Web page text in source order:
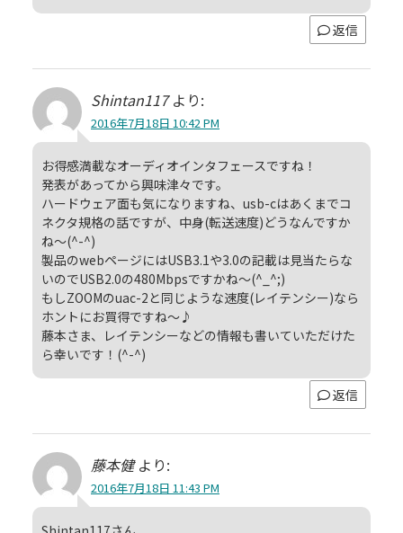
返信
Shintan117 より:
2016年7月18日 10:42 PM
お得感満載なオーディオインタフェースですね！
発表があってから興味津々です。
ハードウェア面も気になりますね、usb-cはあくまでコ
ネクタ規格の話ですが、中身(転送速度)どうなんですか
ね～(^-^)
製品のwebページにはUSB3.1や3.0の記載は見当たらな
いのでUSB2.0の480Mbpsですかね～(^_^;)
もしZOOMのuac-2と同じような速度(レイテンシー)なら
ホントにお買得ですね～♪
藤本さま、レイテンシーなどの情報も書いていただけた
ら幸いです！(^-^)
返信
藤本健 より:
2016年7月18日 11:43 PM